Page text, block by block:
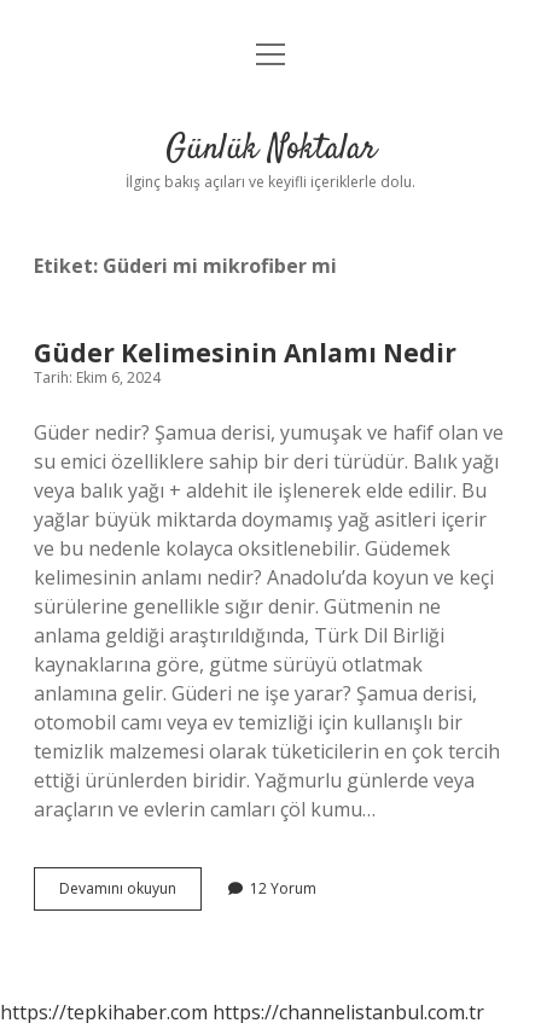
Anasayfa
Yasal Uyarı
menüyü
Günlük Noktalar
İlginç bakış açıları ve keyifli içeriklerle dolu.
Etiket: Güderi mi mikrofiber mi
Güder Kelimesinin Anlamı Nedir
Tarih: Ekim 6, 2024
Güder nedir? Şamua derisi, yumuşak ve hafif olan ve
su emici özelliklere sahip bir deri türüdür. Balık yağı
veya balık yağı + aldehit ile işlenerek elde edilir. Bu
yağlar büyük miktarda doymamış yağ asitleri içerir
ve bu nedenle kolayca oksitlenebilir. Güdemek
kelimesinin anlamı nedir? Anadolu’da koyun ve keçi
sürülerine genellikle sığır denir. Gütmenin ne
anlama geldiği araştırıldığında, Türk Dil Birliği
kaynaklarına göre, gütme sürüyü otlatmak
anlamına gelir. Güderi ne işe yarar? Şamua derisi,
otomobil camı veya ev temizliği için kullanışlı bir
temizlik malzemesi olarak tüketicilerin en çok tercih
ettiği ürünlerden biridir. Yağmurlu günlerde veya
araçların ve evlerin camları çöl kumu…
Devamını okuyun
Kelimesinin
12 Yorum
https://tepkihaber.com https://channelistanbul.com.tr